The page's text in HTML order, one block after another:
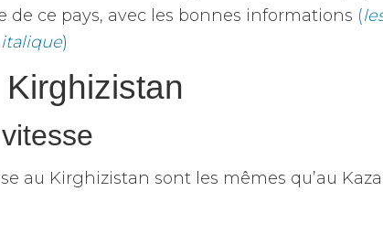
de ce pays, avec les bonnes informations (
)
au Kirghizistan sont les mêmes qu’au